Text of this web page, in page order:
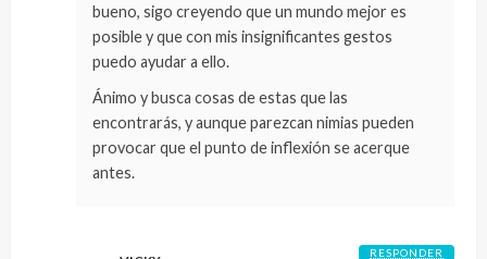
bueno, sigo creyendo que un mundo mejor es
posible y que con mis insignificantes gestos
puedo ayudar a ello.
Ánimo y busca cosas de estas que las
encontrarás, y aunque parezcan nimias pueden
provocar que el punto de inflexión se acerque
antes.
RESPONDER